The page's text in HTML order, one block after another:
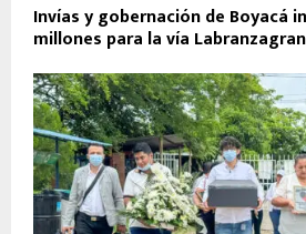
Invías y gobernación de Boyacá
millones para la vía